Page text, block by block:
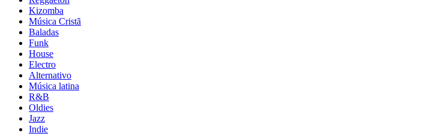
Kizomba
Música Cristã
Baladas
Funk
House
Electro
Alternativo
Música latina
R&B
Oldies
Jazz
Indie